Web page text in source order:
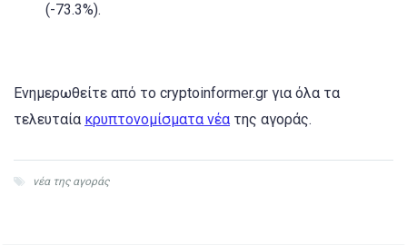
(-73.3%).
Ενημερωθείτε από το cryptoinformer.gr για όλα τα
τελευταία κρυπτονομίσματα νέα της αγοράς.
νέα της αγοράς